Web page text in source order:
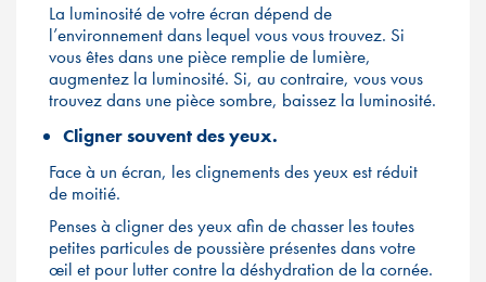
La luminosité de votre écran dépend de
l’environnement dans lequel vous vous trouvez. Si
vous êtes dans une pièce remplie de lumière,
augmentez la luminosité. Si, au contraire, vous vous
trouvez dans une pièce sombre, baissez la luminosité.
Cligner souvent des yeux.
Face à un écran, les clignements des yeux est réduit
de moitié.
Penses à cligner des yeux afin de chasser les toutes
petites particules de poussière présentes dans votre
œil et pour lutter contre la déshydration de la cornée.